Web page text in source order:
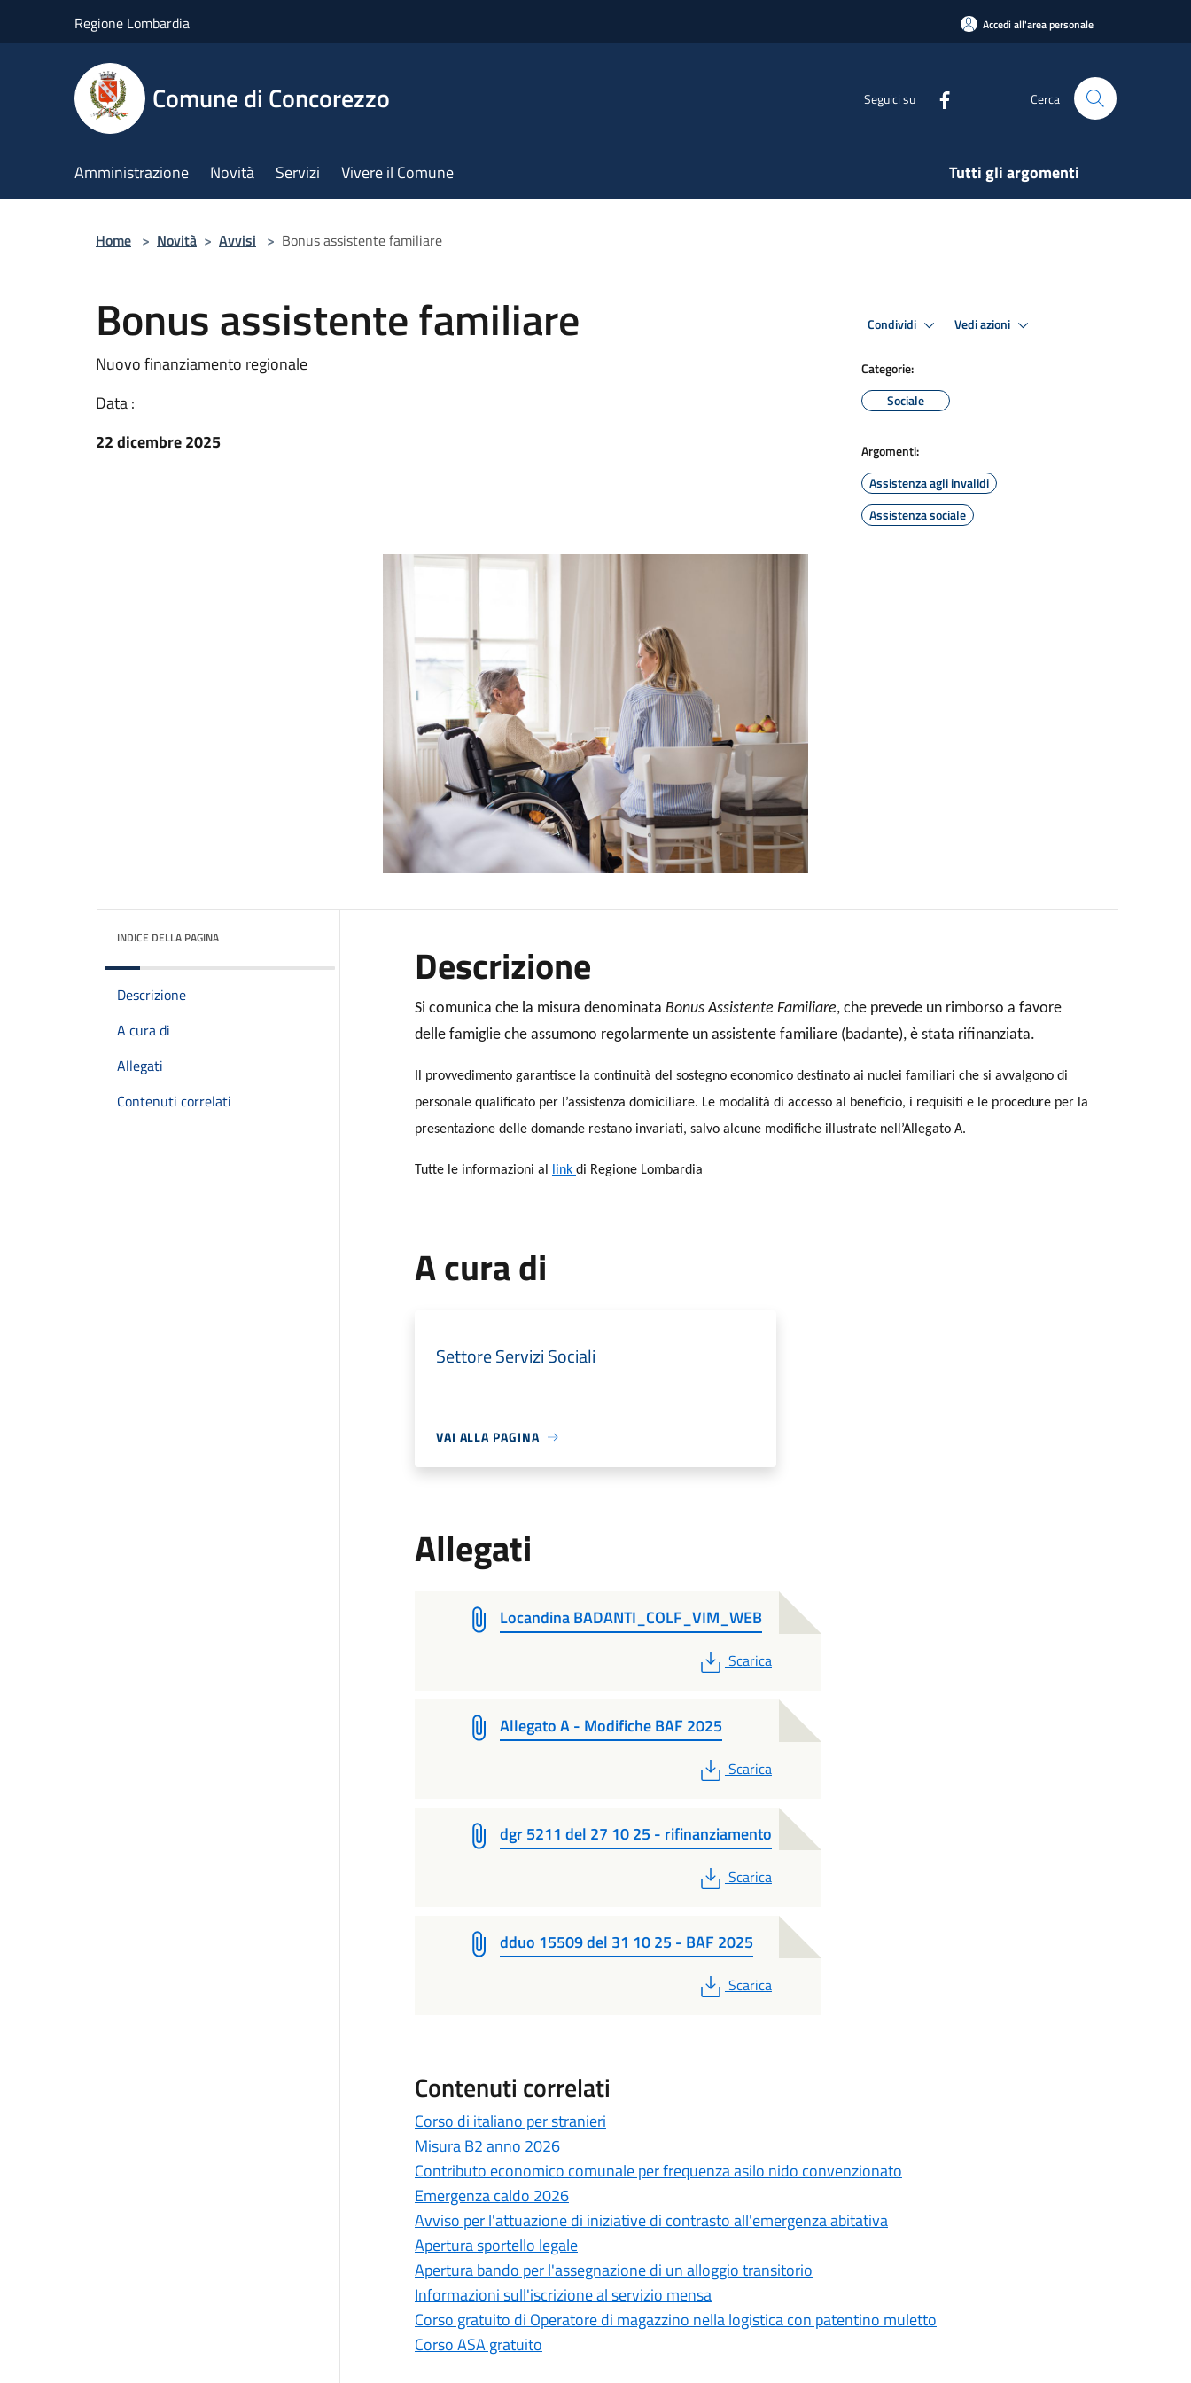
Regione Lombardia Accedi all'area personale
Comune di Concorezzo Seguici su Cerca
Amministrazione Novità Servizi Vivere il Comune Tutti gli argomenti
Home > Novità > Avvisi > Bonus assistente familiare
Bonus assistente familiare
Nuovo finanziamento regionale
Data :
22 dicembre 2025
Condividi Vedi azioni
Categorie:
Sociale
Argomenti:
Assistenza agli invalidi
Assistenza sociale
INDICE DELLA PAGINA
Descrizione
A cura di
Allegati
Contenuti correlati
Descrizione
Si comunica che la misura denominata Bonus Assistente Familiare, che prevede un rimborso a favore
delle famiglie che assumono regolarmente un assistente familiare (badante), è stata rifinanziata.
Il provvedimento garantisce la continuità del sostegno economico destinato ai nuclei familiari che si avvalgono di
personale qualificato per l’assistenza domiciliare. Le modalità di accesso al beneficio, i requisiti e le procedure per la
presentazione delle domande restano invariati, salvo alcune modifiche illustrate nell’Allegato A.
Tutte le informazioni al link di Regione Lombardia
A cura di
Settore Servizi Sociali
VAI ALLA PAGINA
Allegati
Locandina BADANTI_COLF_VIM_WEB
PDF
Scarica
Allegato A - Modifiche BAF 2025
PDF
Scarica
dgr 5211 del 27 10 25 - rifinanziamento
PDF
Scarica
dduo 15509 del 31 10 25 - BAF 2025
PDF
Scarica
Contenuti correlati
Corso di italiano per stranieri
Misura B2 anno 2026
Contributo economico comunale per frequenza asilo nido convenzionato
Emergenza caldo 2026
Avviso per l'attuazione di iniziative di contrasto all'emergenza abitativa
Apertura sportello legale
Apertura bando per l'assegnazione di un alloggio transitorio
Informazioni sull'iscrizione al servizio mensa
Corso gratuito di Operatore di magazzino nella logistica con patentino muletto
Corso ASA gratuito